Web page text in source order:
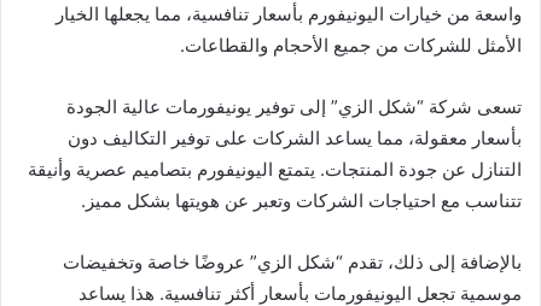
واسعة من خيارات اليونيفورم بأسعار تنافسية، مما يجعلها الخيار
الأمثل للشركات من جميع الأحجام والقطاعات.
تسعى شركة “شكل الزي” إلى توفير يونيفورمات عالية الجودة
بأسعار معقولة، مما يساعد الشركات على توفير التكاليف دون
التنازل عن جودة المنتجات. يتمتع اليونيفورم بتصاميم عصرية وأنيقة
تتناسب مع احتياجات الشركات وتعبر عن هويتها بشكل مميز.
بالإضافة إلى ذلك، تقدم “شكل الزي” عروضًا خاصة وتخفيضات
موسمية تجعل اليونيفورمات بأسعار أكثر تنافسية. هذا يساعد